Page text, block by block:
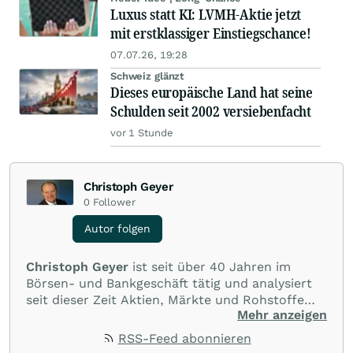
Luxus statt KI: LVMH-Aktie jetzt
mit erstklassiger Einstiegschance!
07.07.26, 19:28
Schweiz glänzt
Dieses europäische Land hat seine
Schulden seit 2002 versiebenfacht
vor 1 Stunde
Christoph Geyer
0 Follower
Autor folgen
Christoph Geyer ist seit über 40 Jahren im
Börsen- und Bankgeschäft tätig und analysiert
seit dieser Zeit Aktien, Märkte und Rohstoffe
auf technischer Basis. Er ist Autor der
„Einfach richtig Geldverdienen mit
Technischer Analyse“und„Einfach richtig
Mehr anzeigen
RSS-Feed abonnieren